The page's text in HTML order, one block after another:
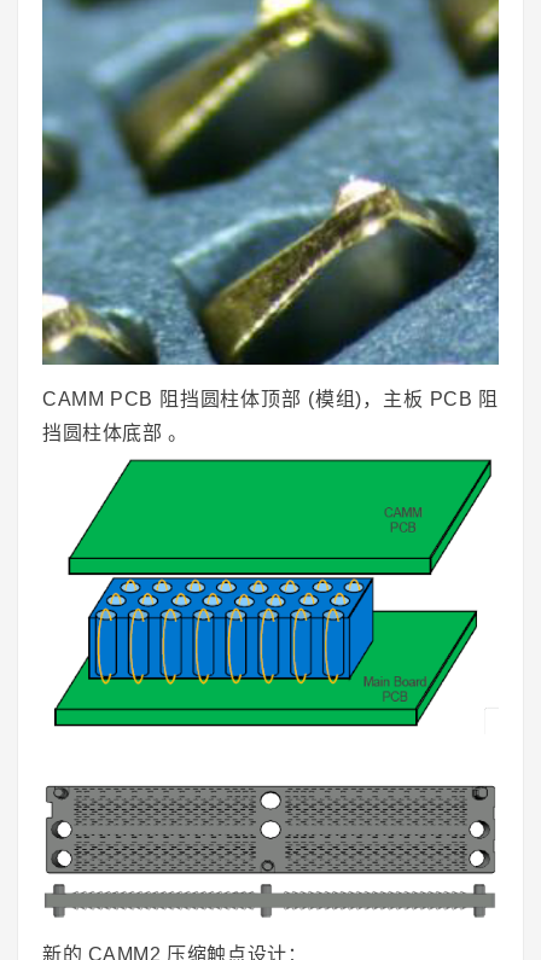
CAMM PCB 阻挡圆柱体顶部 (模组)，主板 PCB 阻
挡圆柱体底部 。
新的 CAMM2 压缩触点设计：